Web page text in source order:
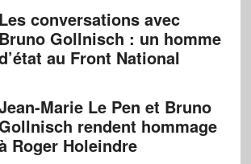
Les conversations avec
Bruno Gollnisch : un homme
au Front National
Marie Le Pen et Bruno
rendent hommage
Roger Holeindre